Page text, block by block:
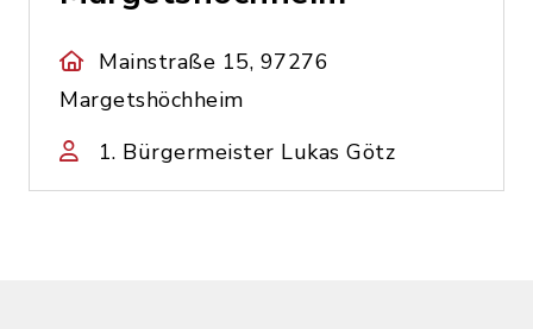
Mainstraße 15, 97276
Margetshöchheim
1. Bürgermeister Lukas Götz